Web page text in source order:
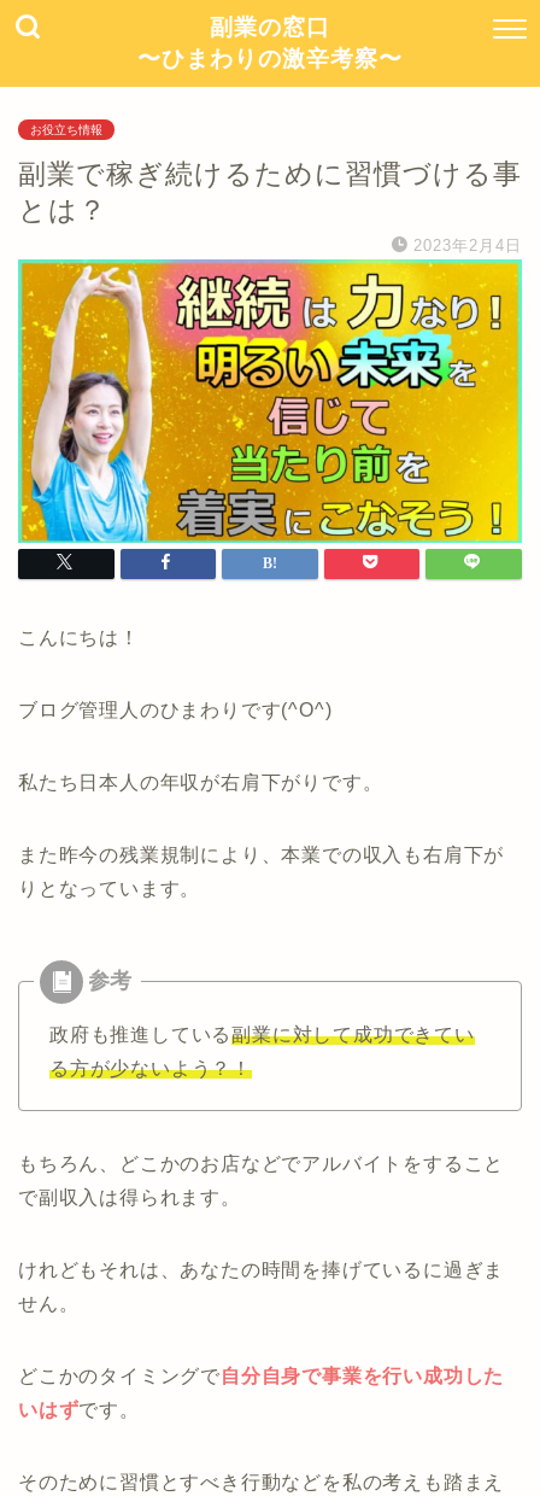
副業の窓口
〜ひまわりの激辛考察〜
お役立ち情報
副業で稼ぎ続けるために習慣づける事
とは？
2023年2月4日
こんにちは！
ブログ管理人のひまわりです(^O^)
私たち日本人の年収が右肩下がりです。
また昨今の残業規制により、本業での収入も右肩下が
りとなっています。
政府も推進している副業に対して成功できてい
る方が少ないよう？！
もちろん、どこかのお店などでアルバイトをすること
で副収入は得られます。
けれどもそれは、あなたの時間を捧げているに過ぎま
せん。
どこかのタイミングで自分自身で事業を行い成功した
いはずです。
そのために習慣とすべき行動などを私の考えも踏まえ